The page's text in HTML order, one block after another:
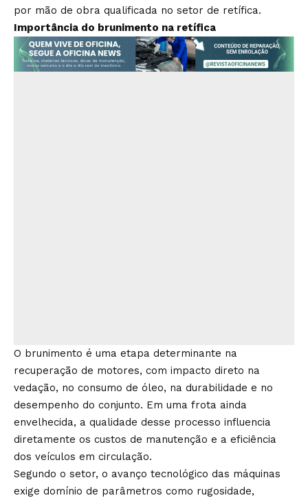
por mão de obra qualificada no setor de retífica.
Importância do brunimento na retífica
O brunimento é uma etapa determinante na
recuperação de motores, com impacto direto na
vedação, no consumo de óleo, na durabilidade e no
desempenho do conjunto. Em uma frota ainda
envelhecida, a qualidade desse processo influencia
diretamente os custos de manutenção e a eficiência
dos veículos em circulação.
Segundo o setor, o avanço tecnológico das máquinas
exige domínio de parâmetros como rugosidade,